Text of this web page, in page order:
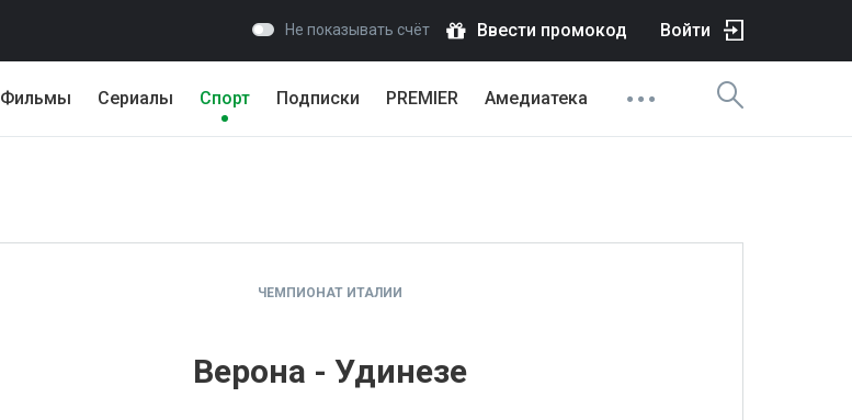
Не показывать счёт Ввести промокод Войти
Фильмы Сериалы Спорт Подписки PREMIER Амедиатека
ЧЕМПИОНАТ ИТАЛИИ
Верона - Удинезе